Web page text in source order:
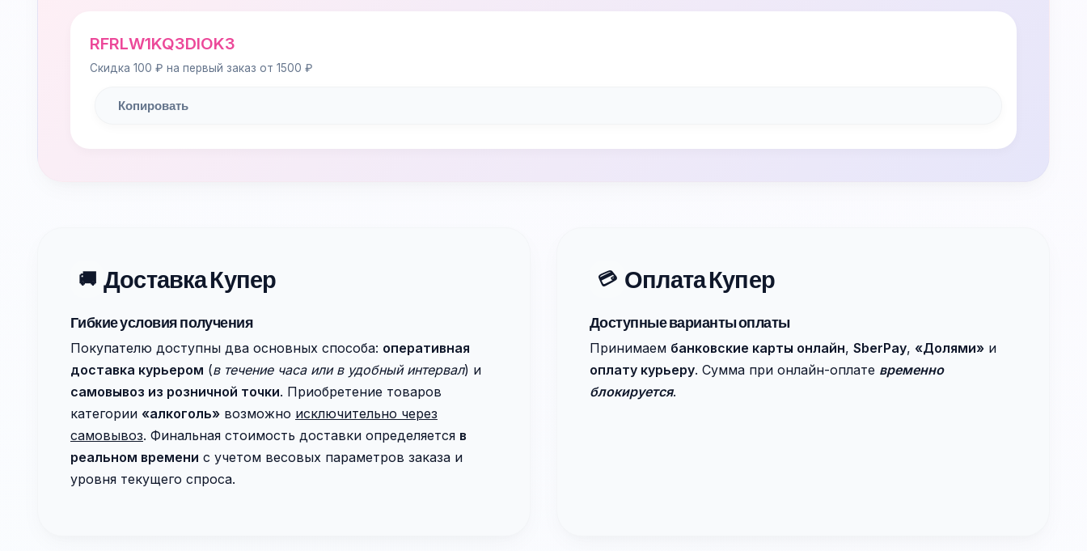
RFRLW1KQ3DIOK3
Скидка 100 ₽ на первый заказ от 1500 ₽
Копировать
🚚 Доставка Купер
Гибкие условия получения
Покупателю доступны два основных способа: оперативная
доставка курьером (в течение часа или в удобный интервал) и
самовывоз из розничной точки. Приобретение товаров
категории «алкоголь» возможно исключительно через
самовывоз. Финальная стоимость доставки определяется в
реальном времени с учетом весовых параметров заказа и
уровня текущего спроса.
💳 Оплата Купер
Доступные варианты оплаты
Принимаем банковские карты онлайн, SberPay, «Долями» и
оплату курьеру. Сумма при онлайн-оплате временно
блокируется.